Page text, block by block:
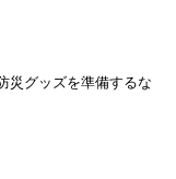
災グッズを準備するな